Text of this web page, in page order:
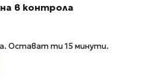
в контрола
Остават ти 15 минути.